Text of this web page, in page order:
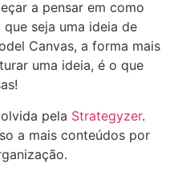
a pensar em como
seja uma ideia de
Canvas, a forma mais
uma ideia, é o que
pela Strategyzer.
a mais conteúdos por